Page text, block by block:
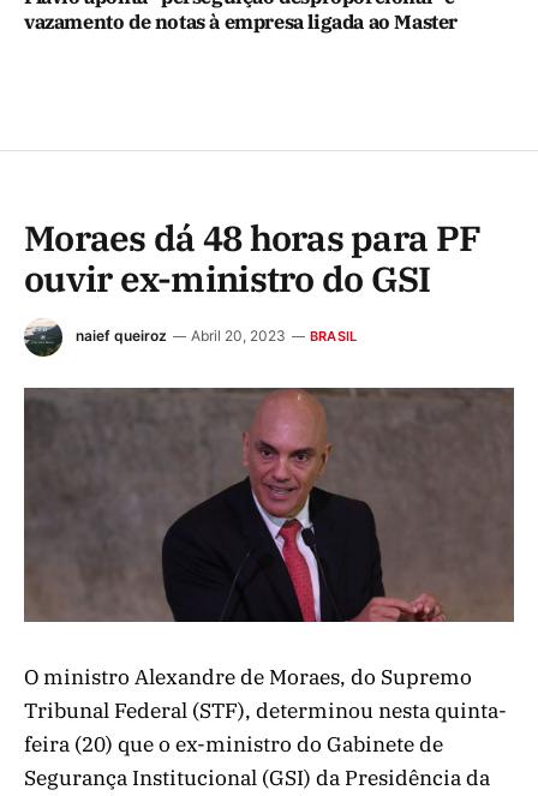
vazamento de notas à empresa ligada ao Master
Moraes dá 48 horas para PF
ouvir ex-ministro do GSI
naief queiroz Abril 20, 2023 BRASIL
O ministro Alexandre de Moraes, do Supremo
Tribunal Federal (STF), determinou nesta quinta-
feira (20) que o ex-ministro do Gabinete de
Segurança Institucional (GSI) da Presidência da